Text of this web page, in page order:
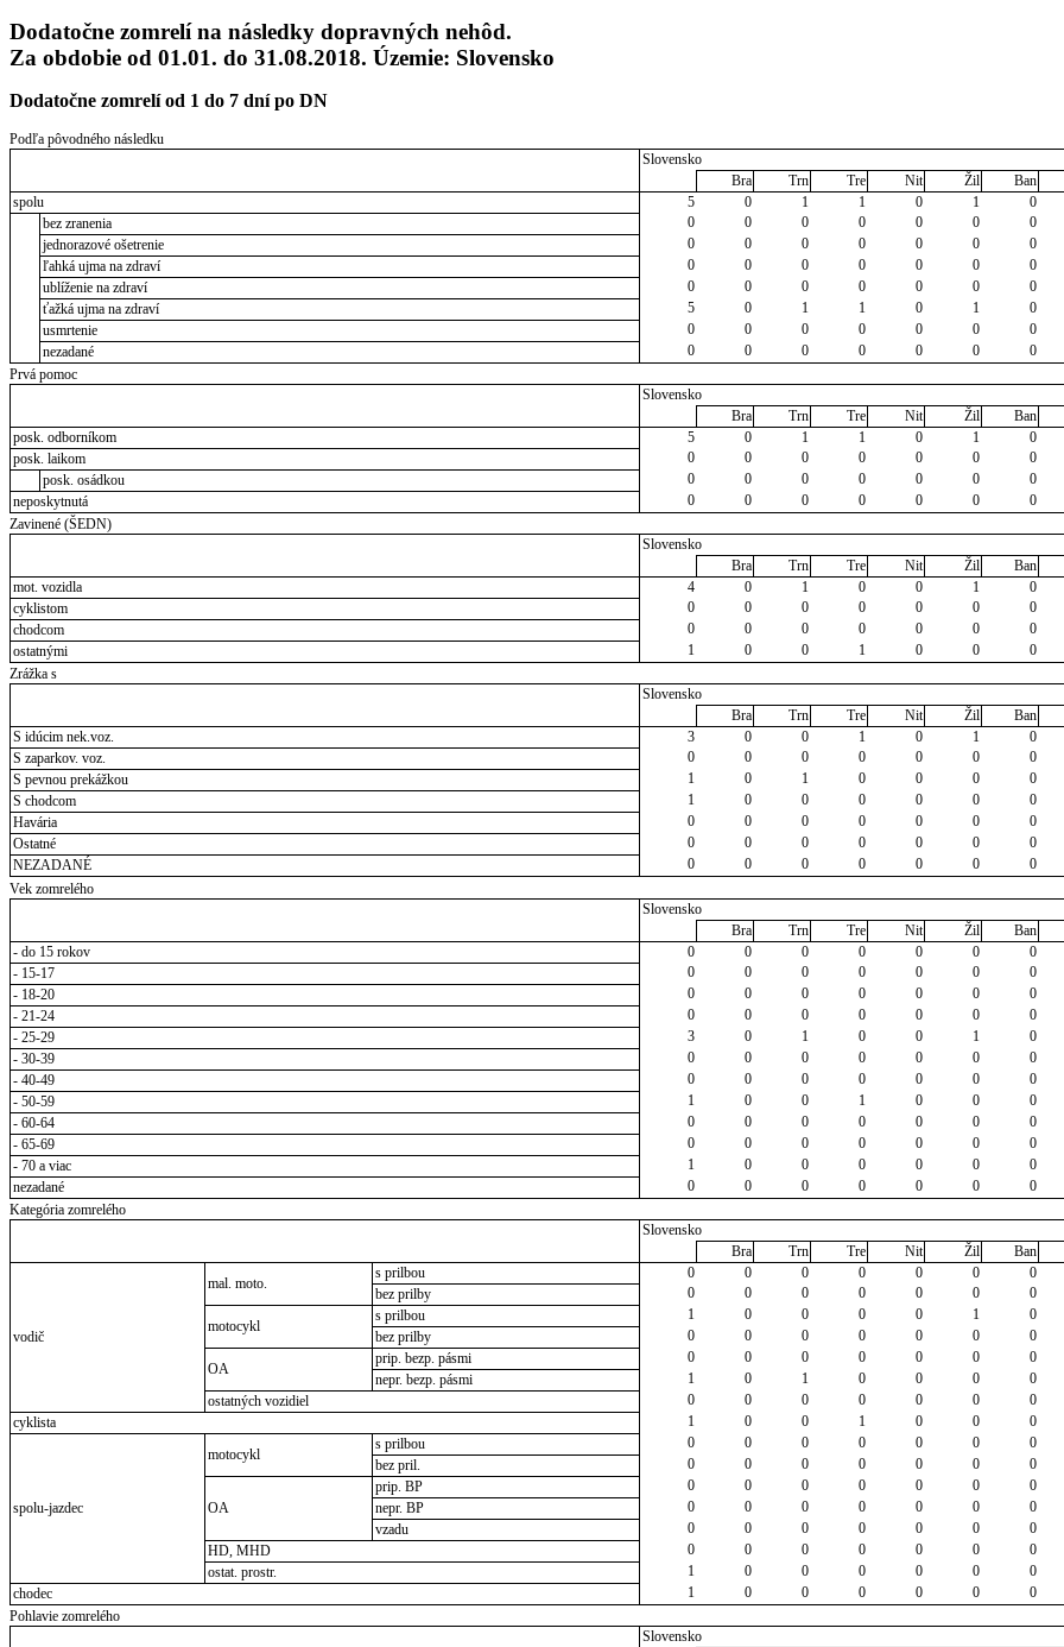
Dodatočne zomrelí na následky dopravných nehôd.
Za obdobie od 01.01. do 31.08.2018. Územie: Slovensko
Dodatočne zomrelí od 1 do 7 dní po DN
Podľa pôvodného následku
Slovensko
Bra
Trn Tre Nit Žil Ban
spolu
5 0 1 1 0 1 0
bez zranenia
0 0 0 0 0 0 0
jednorazové ošetrenie
0 0 0 0 0 0 0
ľahká ujma na zdraví
0 0 0 0 0 0 0
ublíženie na zdraví
0 0 0 0 0 0 0
ťažká ujma na zdraví
5 0 1 1 0 1 0
usmrtenie
0 0 0 0 0 0 0
nezadané
0 0 0 0 0 0 0
Prvá pomoc
Slovensko
Bra
Trn Tre Nit Žil Ban
posk. odborníkom
5 0 1 1 0 1 0
posk. laikom
0 0 0 0 0 0 0
posk. osádkou
0 0 0 0 0 0 0
neposkytnutá
0 0 0 0 0 0 0
Zavinené (ŠEDN)
Slovensko
Bra
Trn Tre Nit Žil Ban
mot. vozidla
4 0 1 0 0 1 0
cyklistom
0 0 0 0 0 0 0
chodcom
0 0 0 0 0 0 0
ostatnými
1 0 0 1 0 0 0
Zrážka s
Slovensko
Bra
Trn Tre Nit Žil Ban
S idúcim nek.voz.
3 0 0 1 0 1 0
S zaparkov. voz.
0 0 0 0 0 0 0
S pevnou prekážkou
1 0 1 0 0 0 0
S chodcom
1 0 0 0 0 0 0
Havária
0 0 0 0 0 0 0
Ostatné
0 0 0 0 0 0 0
NEZADANÉ
0 0 0 0 0 0 0
Vek zomrelého
Slovensko
Bra
Trn Tre Nit Žil Ban
- do 15 rokov
0 0 0 0 0 0 0
- 15-17
0 0 0 0 0 0 0
- 18-20
0 0 0 0 0 0 0
- 21-24
0 0 0 0 0 0 0
- 25-29
3 0 1 0 0 1 0
- 30-39
0 0 0 0 0 0 0
- 40-49
0 0 0 0 0 0 0
- 50-59
1 0 0 1 0 0 0
- 60-64
0 0 0 0 0 0 0
- 65-69
0 0 0 0 0 0 0
- 70 a viac
1 0 0 0 0 0 0
nezadané
0 0 0 0 0 0 0
Kategória zomrelého
Slovensko
Bra
Trn Tre Nit Žil Ban
vodič
mal. moto.
s prilbou 0 0 0 0 0 0 0
bez prilby
0 0 0 0 0 0 0
motocykl
s prilbou 1 0 0 0 0 1 0
bez prilby
0 0 0 0 0 0 0
OA
prip. bezp. pásmi 0 0 0 0 0 0 0
nepr. bezp. pásmi
1 0 1 0 0 0 0
ostatných vozidiel
0 0 0 0 0 0 0
cyklista
1 0 0 1 0 0 0
spolu-jazdec
motocykl
s prilbou 0 0 0 0 0 0 0
bez pril.
0 0 0 0 0 0 0
OA
prip. BP 0 0 0 0 0 0 0
nepr. BP
0 0 0 0 0 0 0
vzadu
0 0 0 0 0 0 0
HD, MHD
0 0 0 0 0 0 0
ostat. prostr.
1 0 0 0 0 0 0
chodec
1 0 0 0 0 0 0
Pohlavie zomrelého
Slovensko